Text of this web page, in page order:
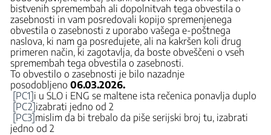
bistvenih spremembah ali dopolnitvah tega obvestila o
zasebnosti in vam posredovali kopijo spremenjenega
obvestila o zasebnosti z uporabo vašega e-poštnega
naslova, ki nam ga posredujete, ali na kakršen koli drug
primeren način, ki zagotavlja, da boste obveščeni o vseh
spremembah tega obvestila o zasebnosti.
To obvestilo o zasebnosti je bilo nazadnje
posodobljeno 06.03.2026.
[PC1]i u SLO i ENG se maltene ista rečenica ponavlja duplo
[PC2]izabrati jedno od 2
[PC3]mislim da bi trebalo da piše serijski broj tu, izabrati
jedno od 2